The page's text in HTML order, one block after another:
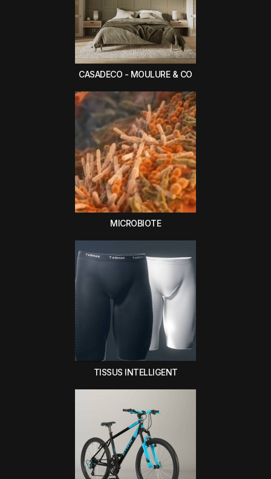
CASADECO - MOULURE & CO
MICROBIOTE
TISSUS INTELLIGENT